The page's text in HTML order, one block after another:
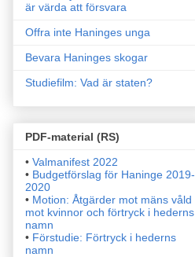
är värda att försvara
Offra inte Haninges unga
Bevara Haninges skogar
Studiefilm: Vad är staten?
PDF-material (RS)
• Valmanifest 2022
• Budgetförslag för Haninge 2019-
2020
• Motion: Åtgärder mot mäns våld
mot kvinnor och förtryck i hederns
namn
• Förstudie: Förtryck i hederns
namn